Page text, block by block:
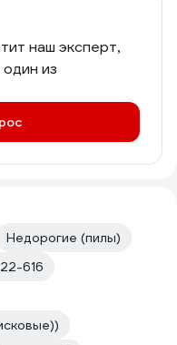
наш эксперт,
из
Недорогие (пилы)
616